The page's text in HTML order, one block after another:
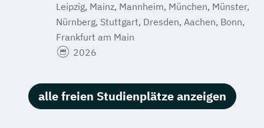
Leipzig, Mainz, Mannheim, München, Münster,
Nürnberg, Stuttgart, Dresden, Aachen, Bonn,
Frankfurt am Main
2026
alle freien Studienplätze anzeigen